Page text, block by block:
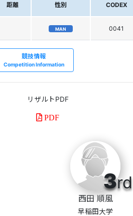
距離 性別 CODEX
MAN 0041
競技情報
Competition Information
リザルトPDF
PDF
3rd
西田 順風
早稲田大学